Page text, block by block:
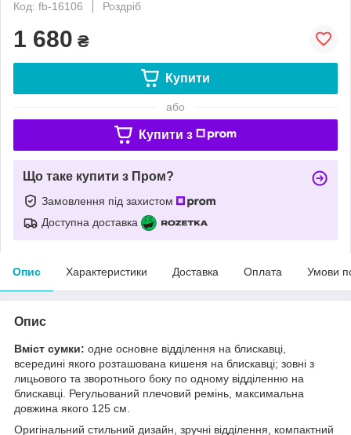
Код: fb-16106
Роздріб
1 680 ₴
Купити
або
Купити з
Що таке купити з Пром?
Замовлення під захистом
Доступна доставка
Опис Характеристики Доставка Оплата Умови
Опис
Вміст сумки: одне основне відділення на блискавці,
всередині якого розташована кишеня на блискавці; зовні з
лицьового та зворотнього боку по одному відділенню на
блискавці. Регульований плечовий ремінь, максимальна
довжина якого 125 см.
Оригінальний стильний дизайн, зручні відділення, компактний